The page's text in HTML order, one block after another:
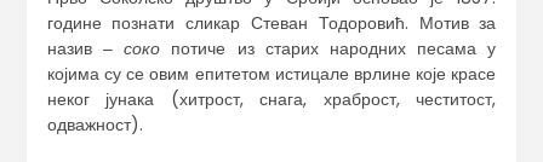
године познати сликар Стеван Тодоровић. Мотив за
назив ‒соко потиче из старих народних песама у
којима су се овим епитетом истицале врлине које красе
неког јунака (хитрост, снага, храброст, честитост,
одважност).